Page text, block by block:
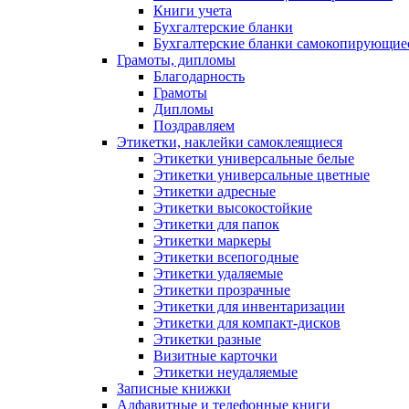
Книги учета
Бухгалтерские бланки
Бухгалтерские бланки
Грамоты, дипломы
Благодарность
Грамоты
Дипломы
Поздравляем
Этикетки, наклейки самоклеящиеся
Этикетки универсальные белые
Этикетки универсальные цветные
Этикетки адресные
Этикетки высокостойкие
Этикетки для папок
Этикетки маркеры
Этикетки всепогодные
Этикетки удаляемые
Этикетки прозрачные
Этикетки для инвентаризации
Этикетки для компакт-дисков
Этикетки разные
Визитные карточки
Этикетки неудаляемые
Записные книжки
Алфавитные и телефонные книги